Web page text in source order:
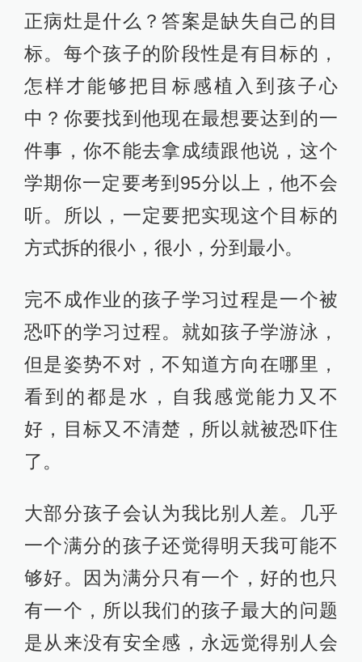
正病灶是什么？答案是缺失自己的目
标。每个孩子的阶段性是有目标的，
怎样才能够把目标感植入到孩子心
中？你要找到他现在最想要达到的一
件事，你不能去拿成绩跟他说，这个
学期你一定要考到95分以上，他不会
听。所以，一定要把实现这个目标的
方式拆的很小，很小，分到最小。
完不成作业的孩子学习过程是一个被
恐吓的学习过程。就如孩子学游泳，
但是姿势不对，不知道方向在哪里，
看到的都是水，自我感觉能力又不
好，目标又不清楚，所以就被恐吓住
了。
大部分孩子会认为我比别人差。几乎
一个满分的孩子还觉得明天我可能不
够好。因为满分只有一个，好的也只
有一个，所以我们的孩子最大的问题
是从来没有安全感，永远觉得别人会